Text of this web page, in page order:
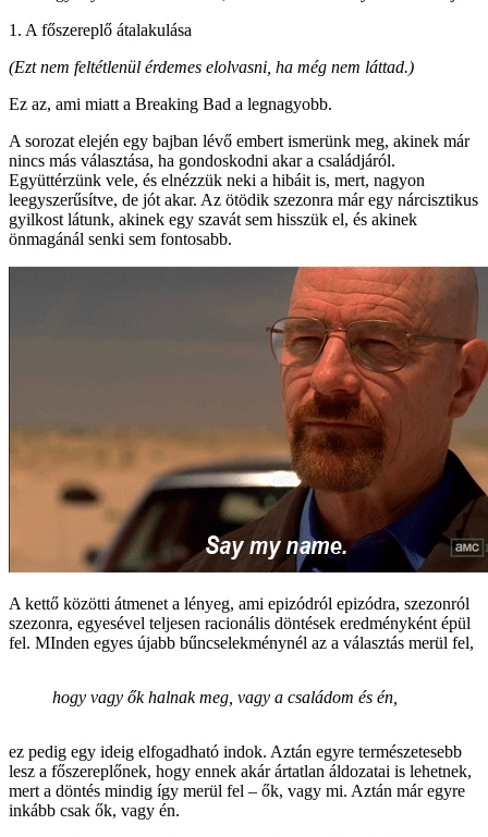
1. A főszereplő átalakulása
(Ezt nem feltétlenül érdemes elolvasni, ha még nem láttad.)
Ez az, ami miatt a Breaking Bad a legnagyobb.
A sorozat elején egy bajban lévő embert ismerünk meg, akinek már
nincs más választása, ha gondoskodni akar a családjáról.
Együttérzünk vele, és elnézzük neki a hibáit is, mert, nagyon
leegyszerűsítve, de jót akar. Az ötödik szezonra már egy nárcisztikus
gyilkost látunk, akinek egy szavát sem hisszük el, és akinek
önmagánál senki sem fontosabb.
A kettő közötti átmenet a lényeg, ami epizódról epizódra, szezonról
szezonra, egyesével teljesen racionális döntések eredményként épül
fel. MInden egyes újabb bűncselekménynél az a választás merül fel,
hogy vagy ők halnak meg, vagy a családom és én,
ez pedig egy ideig elfogadható indok. Aztán egyre természetesebb
lesz a főszereplőnek, hogy ennek akár ártatlan áldozatai is lehetnek,
mert a döntés mindig így merül fel – ők, vagy mi. Aztán már egyre
inkább csak ők, vagy én.